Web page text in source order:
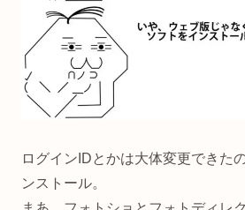
ログインIDとかは大体変更できた
ンストール。